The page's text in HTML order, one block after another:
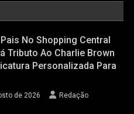
No Shopping Central
Tributo Ao Charlie Brown
Personalizada Para
de 2026 Redação